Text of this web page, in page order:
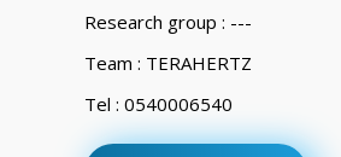
Research group : ---
Team : TERAHERTZ
Tel : 0540006540